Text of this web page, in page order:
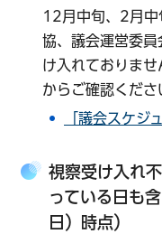
12月中旬、2月中
協、議会運営委
け入れておりませ
からご確認くださ
「議会スケジ
視察受け入れ
っている日も
日）時点）